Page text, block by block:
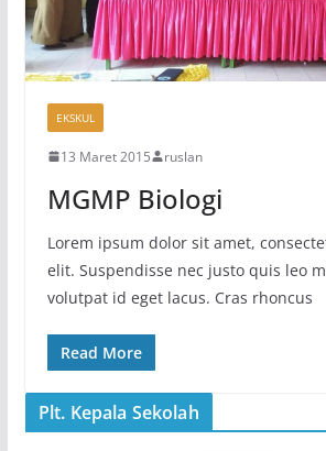
EKSKUL
13 Maret 2015 ruslan
MGMP Biologi
Lorem ipsum dolor sit amet,
elit. Suspendisse nec justo quis leo
volutpat id eget lacus. Cras rhoncus
Read More
Plt. Kepala Sekolah